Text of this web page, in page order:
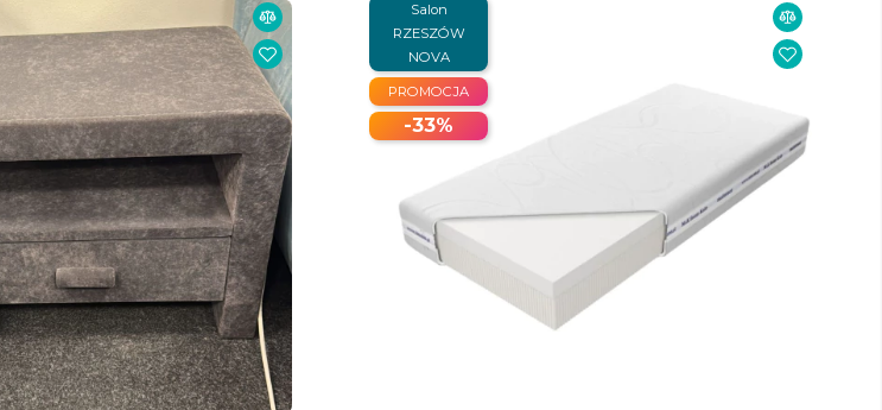
PROMOCJA
-33%
Salon
RZESZÓW
NOVA